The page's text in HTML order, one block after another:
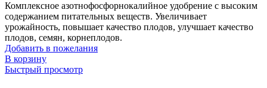
Комплексное азотнофосфорнокалийное удобрение с высоким
содержанием питательных веществ. Увеличивает
урожайность, повышает качество плодов, улучшает качество
плодов, семян, корнеплодов.
Добавить в пожелания
В корзину
Быстрый просмотр